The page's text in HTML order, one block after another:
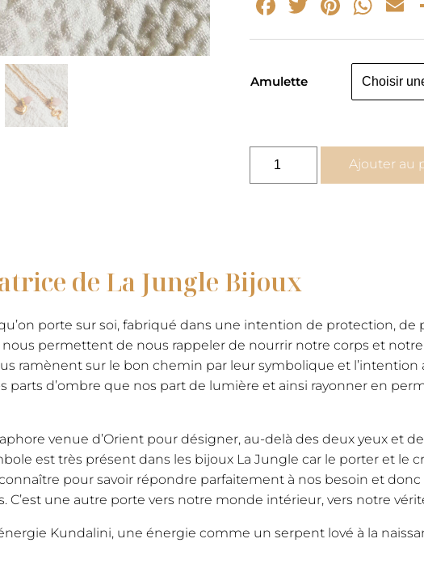
Amulette
-
collier
amulette
Ajouter au
de La Jungle Bijoux
porte sur soi, fabriqué dans une intention de protection, de
permettent de nous rappeler de nourrir notre corps et
ramènent sur le bon chemin par leur symbolique et l’intention
parts d’ombre que nos part de lumière et ainsi rayonner en
venue d’Orient pour désigner, au-delà des deux yeux et
est très présent dans les bijoux La Jungle car le porter et le
pour savoir répondre parfaitement à nos besoin et
C’est une autre porte vers notre monde intérieur, vers notre
Kundalini, une énergie comme un serpent lové à la